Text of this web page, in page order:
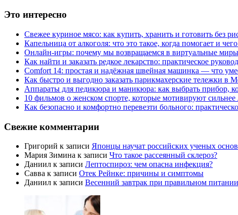
Это интересно
Свежее куриное мясо: как купить, хранить и готовить без
Капельница от алкоголя: что это такое, когда помогает и
Онлайн-игры: почему мы возвращаемся в виртуальные миры
Как найти и заказать редкое лекарство: практическое
Comfort 14: простая и надёжная швейная машинка — что
Как быстро и выгодно заказать парикмахерские тележки в
Аппараты для педикюра и маникюра: как выбрать прибор,
10 фильмов о женском спорте, которые мотивируют сильнее
Как безопасно и комфортно перевезти больного:
Свежие комментарии
Григорий к записи Японцы научат российских ученых
Мария Зимина к записи Что такое рассеянный склероз?
Даниил к записи Лептоспироз: чем опасна инфекция?
Савва к записи Отек Рейнке: причины и симптомы
Даниил к записи Весенний завтрак при правильном питании